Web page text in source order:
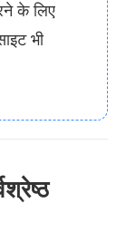
के लिए
भी